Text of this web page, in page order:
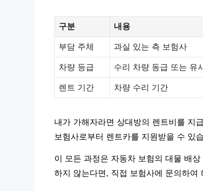
구분 내용
부담 주체 과실 있는 측 보험사
차량 등급 수리 차량 동급 또는 유
렌트 기간 차량 수리 기간
내가 가해자라면 상대방의 렌트비를 지
보험사로부터 렌트카를 지원받을 수 있
이 모든 과정은 자동차 보험의 대물 배
하지 않는다면, 직접 보험사에 문의하여